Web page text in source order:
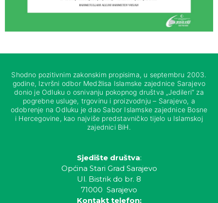
Shodno pozitivnim zakonskim propisima, u septembru 2003.
godine, Izvršni odbor Medžlisa Islamske zajednice Sarajevo
donio je Odluku o osnivanju pokopnog društva „Jedileri“ za
pogrebne usluge, trgovinu i proizvodnju – Sarajevo, a
odobrenje na Odluku je dao Sabor Islamske zajednice Bosne
i Hercegovine, kao najviše predstavničko tijelo u Islamskoj
zajednici BiH.
Sjedište društva:
Općina Stari Grad Sarajevo
Ul. Bistrik do br. 8
71000 Sarajevo
Kontakt telefon: